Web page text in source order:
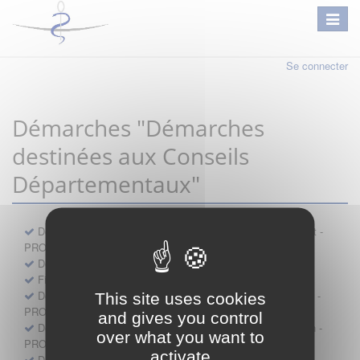
This site uses cookies
and gives you control
over what you want to
activate
Se connecter
Démarches "Démarches
destinées aux Conseils
Départementaux"
Déclaration préalable d'ouverture d'un lieu d'exercice distinct -
PROFESSIONNEL
Demande d'exemption de garde - PROFESSIONNEL
Fiche de signalement d'agression
Demande d’autorisation de se faire assister par un médecin -
PROFESSIONNEL
Demande d'autorisation de tenue de cabinet par un médecin -
PROFESSIONNEL